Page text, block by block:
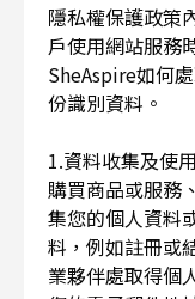
隱私權保護政策
戶使用網站服務
SheAspire如何
份識別資料。
1.資料收集及使
購買商品或服務
集您的個人資料
料，例如註冊或
業夥伴處取得個